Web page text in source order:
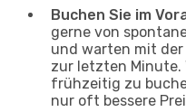
Buchen Sie im
gerne von
und warten mit
zur letzten Minute.
frühzeitig zu
nur oft bessere